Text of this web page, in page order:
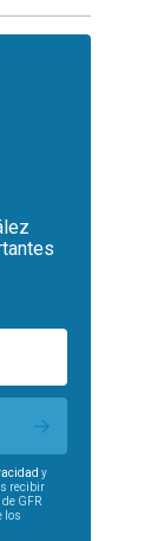
y
recibir
GFR
los